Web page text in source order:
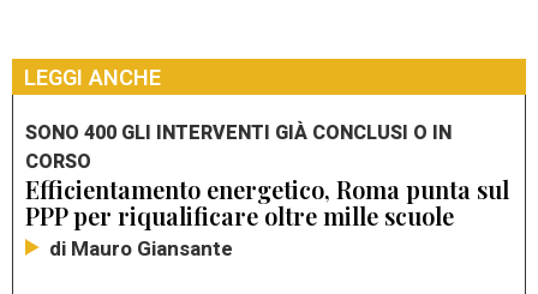
LEGGI ANCHE
SONO 400 GLI INTERVENTI GIÀ CONCLUSI O IN
CORSO
Efficientamento energetico, Roma punta sul
PPP per riqualificare oltre mille scuole
di Mauro Giansante